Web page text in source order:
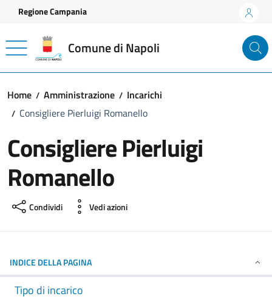
Vai ai contenuti
Vai al footer
Regione Campania
Comune di Napoli
Home Amministrazione
Incarichi
Consigliere Pierluigi Romanello
Consigliere Pierluigi
Romanello
Condividi Vedi azioni
INDICE DELLA PAGINA
Tipo di incarico